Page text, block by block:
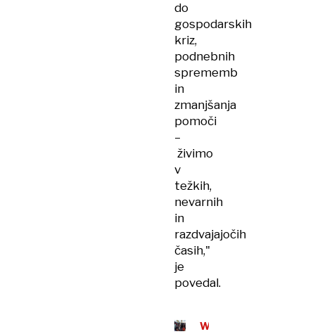
do
gospodarskih
kriz,
podnebnih
sprememb
in
zmanjšanja
pomoči
–
živimo
v
težkih,
nevarnih
in
razdvajajočih
časih,"
je
povedal.
WHO